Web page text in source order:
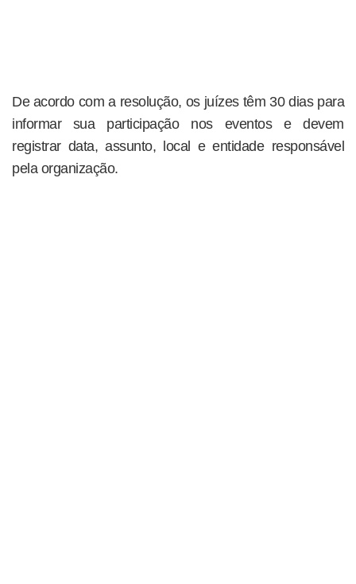
De acordo com a resolução, os juízes têm 30 dias para
informar sua participação nos eventos e devem
registrar data, assunto, local e entidade responsável
pela organização.